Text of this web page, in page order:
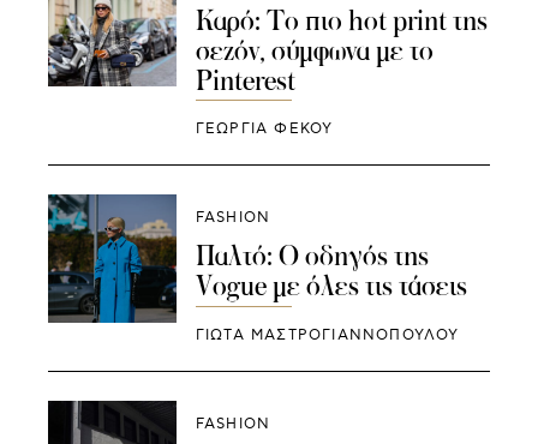
Καρό: Το πιο hot print της
σεζόν, σύμφωνα με το
Pinterest
ΓΕΩΡΓΙΑ ΦΕΚΟΥ
FASHION
Παλτό: Ο οδηγός της
Vogue με όλες τις τάσεις
ΓΙΩΤΑ ΜΑΣΤΡΟΓΙΑΝΝΟΠΟΥΛΟΥ
FASHION